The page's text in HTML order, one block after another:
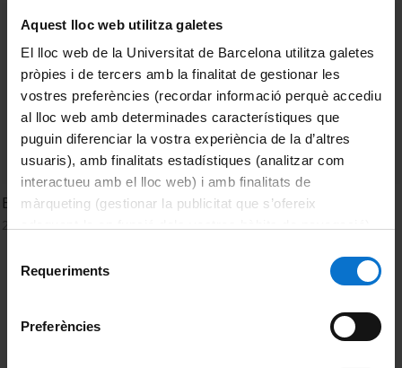
Aquest lloc web utilitza galetes
El lloc web de la Universitat de Barcelona utilitza galetes
pròpies i de tercers amb la finalitat de gestionar les
vostres preferències (recordar informació perquè accediu
al lloc web amb determinades característiques que
puguin diferenciar la vostra experiència de la d’altres
usuaris), amb finalitats estadístiques (analitzar com
interactueu amb el lloc web) i amb finalitats de
màrqueting (gestionar la publicitat que s’ofereix
consultar laPolítica de galetes del lloc web de la
Requeriments
Preferències
BCN Rocks
2 November, 2016